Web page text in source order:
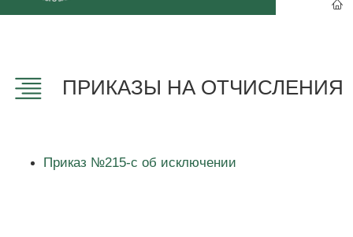
ПРИКАЗЫ НА ОТЧИСЛЕНИЯ
Приказ №215-с об исключении